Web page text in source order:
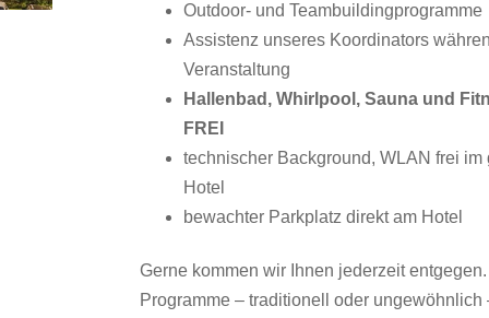
Outdoor- und Teambuildingprogramme
Assistenz unseres Koordinators
Veranstaltung
Hallenbad, Whirlpool, Sauna und
FREI
technischer Background, WLAN frei im
Hotel
bewachter Parkplatz direkt am Hotel
Gerne kommen wir Ihnen jederzeit
Programme – traditionell oder ungewöhnlich